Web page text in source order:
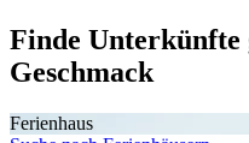
Finde Unterkünfte
Geschmack
Ferienhaus